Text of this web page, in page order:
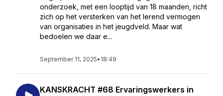
onderzoek, met een looptijd van 18 maanden, richt
zich op het versterken van het lerend vermogen
van organisaties in het jeugdveld. Maar wat
bedoelen we daar e...
September 11, 2025• 18:49
KANSKRACHT #68 Ervaringswerkers in